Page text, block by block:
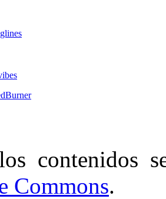
contenidos
Commons.